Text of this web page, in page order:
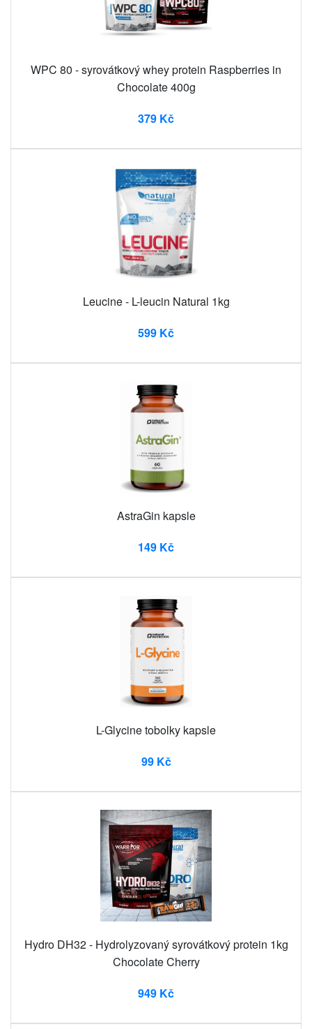
WPC 80 - syrovátkový whey protein Raspberries in
Chocolate 400g
379 Kč
Leucine - L-leucin Natural 1kg
599 Kč
AstraGin kapsle
149 Kč
L-Glycine tobolky kapsle
99 Kč
Hydro DH32 - Hydrolyzovaný syrovátkový protein 1kg
Chocolate Cherry
949 Kč